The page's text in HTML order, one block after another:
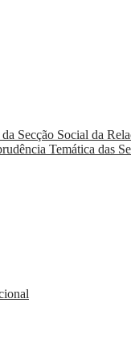
Secção Social da
Temática das